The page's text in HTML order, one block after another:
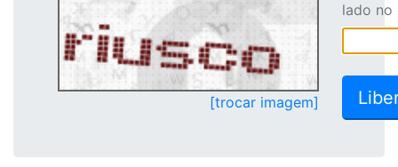
[trocar imagem]
lado no